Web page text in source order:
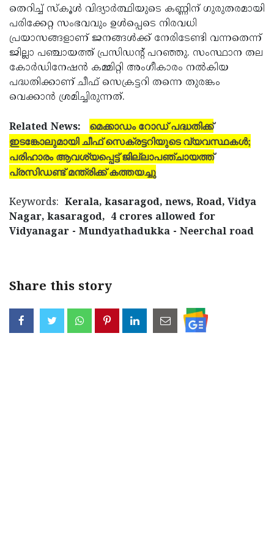
തെറിച്ച് സ്‌കൂള്‍ വിദ്യാര്‍ത്ഥിയുടെ കണ്ണിന് ഗുരുതരമായി
പരിക്കേറ്റ സംഭവവും ഉള്‍പ്പെടെ നിരവധി
പ്രയാസങ്ങളാണ് ജനങ്ങള്‍ക്ക് നേരിടേണ്ടി വന്നതെന്ന്
ജില്ലാ പഞ്ചായത്ത് പ്രസിഡന്റ് പറഞ്ഞു. സംസ്ഥാന തല
കോര്‍ഡിനേഷന്‍ കമ്മിറ്റി അംഗീകാരം നല്‍കിയ
പദ്ധതിക്കാണ് ചീഫ് സെക്രട്ടറി തന്നെ തുരങ്കം
വെക്കാന്‍ ശ്രമിച്ചിരുന്നത്.
Related News:
മെക്കാഡം റോഡ് പദ്ധതിക്ക്
ഇടങ്കോലുമായി ചീഫ് സെക്രട്ടറിയുടെ വ്യവസ്ഥകള്‍;
പരിഹാരം ആവശ്യപ്പെട്ട് ജില്ലാപഞ്ചായത്ത്
പ്രസിഡണ്ട് മന്ത്രിക്ക് കത്തയച്ചു
Keywords: Kerala, kasaragod, news, Road, Vidya
Nagar, kasaragod, 4 crores allowed for
Vidyanagar - Mundyathadukka - Neerchal road
Share this story